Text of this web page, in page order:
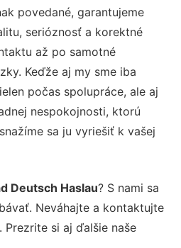
povedané, garantujeme
serióznosť a korektné
až po samotné
Keďže aj my sme iba
počas spolupráce, ale aj
nespokojnosti, ktorú
sa ju vyriešiť k vašej
Deutsch Haslau? S nami sa
Neváhajte a kontaktujte
si aj ďalšie naše